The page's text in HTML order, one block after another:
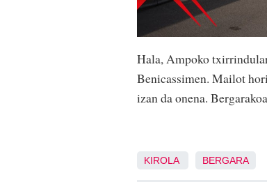
Hala, Ampoko
Benicassimen. Mailot
izan da onena.
KIROLA BERGARA